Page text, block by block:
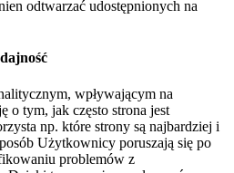
odtwarzać udostępnionych na
wpływającym na
o tym, jak często strona jest
np. które strony są najbardziej i
Użytkownicy poruszają się po
problemów z